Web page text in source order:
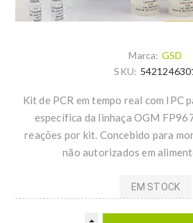
Marca: GSD
SKU:
Kit de PCR em tempo real com IPC
específica da linhaça OGM
reações por kit. Concebido para
não autorizados em
EM STOCK